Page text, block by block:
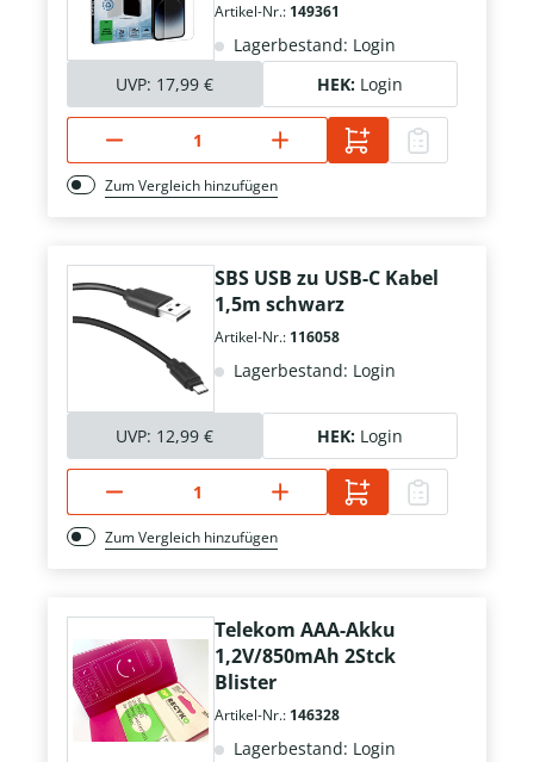
Artikel-Nr.: 149361
Lagerbestand: Login
UVP: 17,99 € HEK: Login
Zum Vergleich hinzufügen
SBS USB zu USB-C Kabel
1,5m schwarz
Artikel-Nr.: 116058
Lagerbestand: Login
UVP: 12,99 € HEK: Login
Zum Vergleich hinzufügen
Telekom AAA-Akku
1,2V/850mAh 2Stck
Blister
Artikel-Nr.: 146328
Lagerbestand: Login